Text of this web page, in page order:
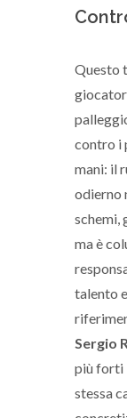
Questo
contro i
mani: il
odierno
schemi,
ma è
talento
Sergio
più forti
stessa